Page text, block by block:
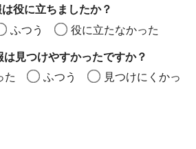
役に立ちましたか？
ふつう
役に立たなかった
見つけやすかったですか？
た
ふつう
見つけにくかっ